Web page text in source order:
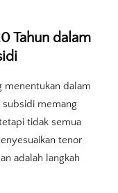
Tahun dalam
menentukan dalam
subsidi memang
tidak semua
tenor
adalah langkah